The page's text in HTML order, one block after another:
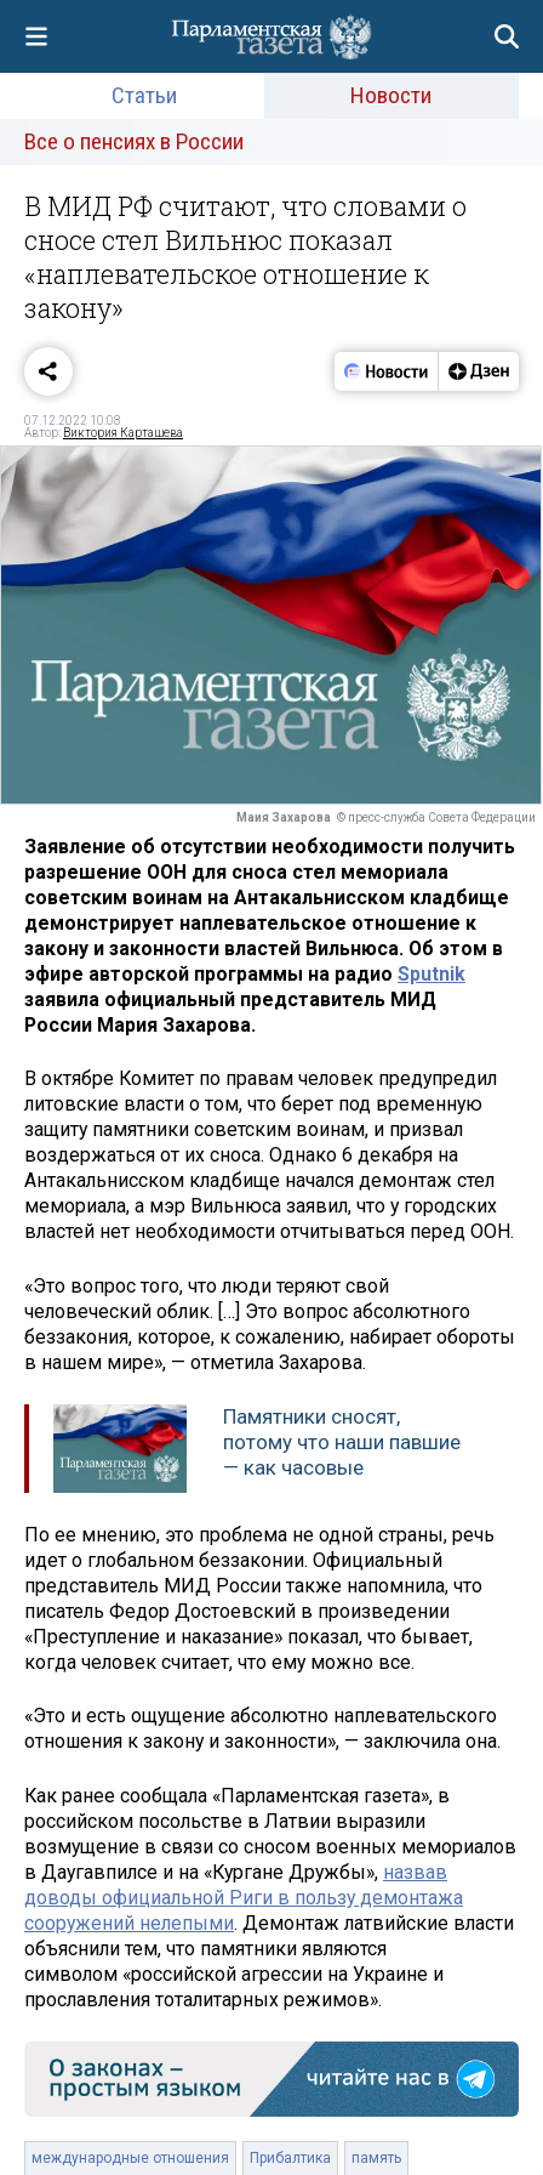
Статьи
Новости
Все о пенсиях в России
В МИД РФ считают, что словами о
сносе стел Вильнюс показал
«наплевательское отношение к
закону»
07.12.2022 10:08
Автор: Виктория Карташева
Маия Захарова © пресс-служба Совета Федерации
Заявление об отсутствии необходимости получить
разрешение ООН для сноса стел мемориала
советским воинам на Антакальнисском кладбище
демонстрирует наплевательское отношение к
закону и законности властей Вильнюса. Об этом в
эфире авторской программы на радио Sputnik
заявила официальный представитель МИД
России Мария Захарова.
В октябре Комитет по правам человек предупредил
литовские власти о том, что берет под временную
защиту памятники советским воинам, и призвал
воздержаться от их сноса. Однако 6 декабря на
Антакальнисском кладбище начался демонтаж стел
мемориала, а мэр Вильнюса заявил, что у городских
властей нет необходимости отчитываться перед ООН.
«Это вопрос того, что люди теряют свой
человеческий облик. […] Это вопрос абсолютного
беззакония, которое, к сожалению, набирает обороты
в нашем мире», — отметила Захарова.
Памятники сносят,
потому что наши павшие
— как часовые
По ее мнению, это проблема не одной страны, речь
идет о глобальном беззаконии. Официальный
представитель МИД России также напомнила, что
писатель Федор Достоевский в произведении
«Преступление и наказание» показал, что бывает,
когда человек считает, что ему можно все.
«Это и есть ощущение абсолютно наплевательского
отношения к закону и законности», — заключила она.
Как ранее сообщала «Парламентская газета», в
российском посольстве в Латвии выразили
возмущение в связи со сносом военных мемориалов
в Даугавпилсе и на «Кургане Дружбы», назвав
доводы официальной Риги в пользу демонтажа
сооружений нелепыми. Демонтаж латвийские власти
объяснили тем, что памятники являются
символом «российской агрессии на Украине и
прославления тоталитарных режимов».
международные отношения Прибалтика память